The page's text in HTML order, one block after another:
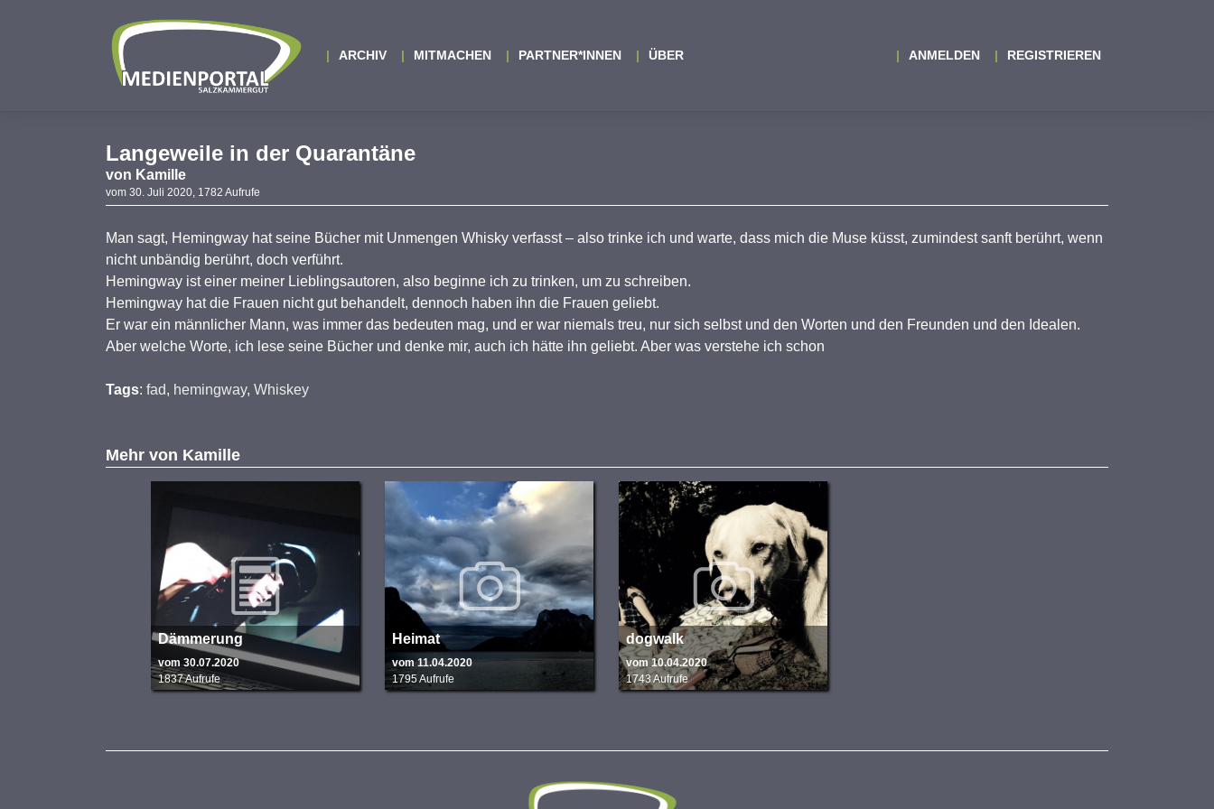
ARCHIV MITMACHEN PARTNER*INNEN ÜBER ANMELDEN REGISTRIEREN
Langeweile in der Quarantäne
von Kamille
vom 30. Juli 2020, 1782 Aufrufe
Man sagt, Hemingway hat seine Bücher mit Unmengen Whisky verfasst – also trinke ich und warte, dass mich die Muse küsst, zumindest sanft berührt, wenn
nicht unbändig berührt, doch verführt.
Hemingway ist einer meiner Lieblingsautoren, also beginne ich zu trinken, um zu schreiben.
Hemingway hat die Frauen nicht gut behandelt, dennoch haben ihn die Frauen geliebt.
Er war ein männlicher Mann, was immer das bedeuten mag, und er war niemals treu, nur sich selbst und den Worten und den Freunden und den Idealen.
Aber welche Worte, ich lese seine Bücher und denke mir, auch ich hätte ihn geliebt. Aber was verstehe ich schon
Tags: fad, hemingway, Whiskey
Mehr von Kamille
Dämmerung
vom 30.07.2020
1837 Aufrufe
Heimat
vom 11.04.2020
1795 Aufrufe
dogwalk
vom 10.04.2020
1743 Aufrufe